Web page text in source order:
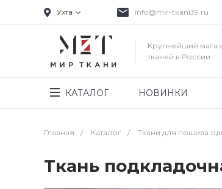
Ухта info@mir-tkani39.ru
Крупнейший
тканей в России
КАТАЛОГ НОВИНКИ
Главная / Каталог / Ткани для пошива
Ткань